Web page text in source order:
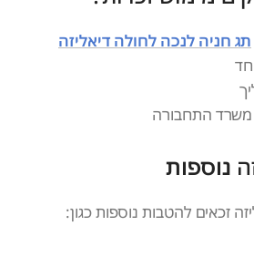
תג חניה לנכה לחולה דיאליזה
משרד התחבורה
נוספות
זכאים להטבות נוספות כגון: